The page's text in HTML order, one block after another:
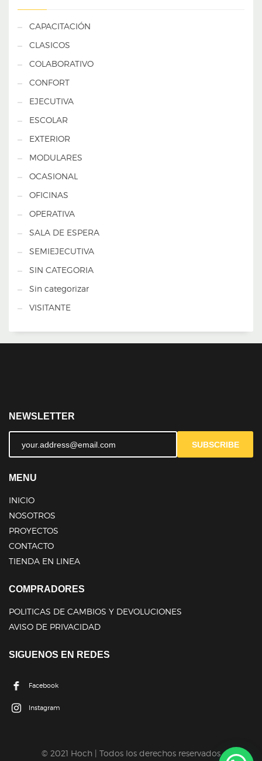
CAPACITACIÓN
CLASICOS
COLABORATIVO
CONFORT
EJECUTIVA
ESCOLAR
EXTERIOR
MODULARES
OCASIONAL
OFICINAS
OPERATIVA
SALA DE ESPERA
SEMIEJECUTIVA
SIN CATEGORIA
Sin categorizar
VISITANTE
NEWSLETTER
SUBSCRIBE
MENU
INICIO
NOSOTROS
PROYECTOS
CONTACTO
TIENDA EN LINEA
COMPRADORES
POLITICAS DE CAMBIOS Y DEVOLUCIONES
AVISO DE PRIVACIDAD
SIGUENOS EN REDES
Facebook
Instagram
© 2021 Hoch | Todos los derechos reservados